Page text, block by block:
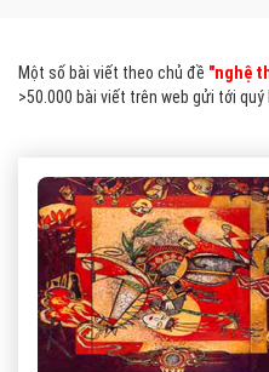
Một số bài viết theo chủ đề "nghệ
>50.000 bài viết trên web gửi tới quý